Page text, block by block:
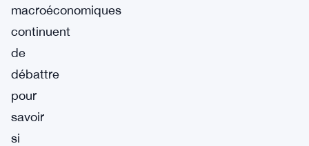
macroéconomiques
continuent
de
débattre
pour
savoir
si